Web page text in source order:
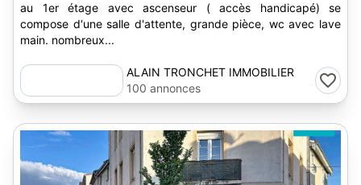
au 1er étage avec ascenseur ( accès handicapé) se
compose d'une salle d'attente, grande pièce, wc avec lave
main. nombreux...
ALAIN TRONCHET IMMOBILIER
100 annonces